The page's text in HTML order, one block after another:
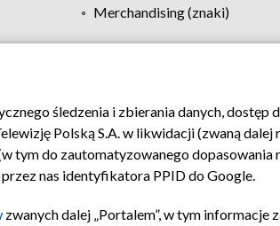
Merchandising (znaki)
Pomoc Biuro reklamy Kontakt
śledzenia i zbierania danych, dostęp
Polską S.A. w likwidacji (zwaną dalej
tym do zautomatyzowanego
nas identyfikatora PPID do Google.
zwanych dalej „Portalem”, w tym informacje